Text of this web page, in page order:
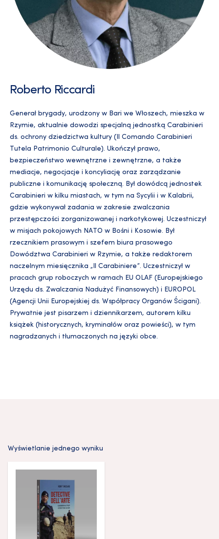
Roberto Riccardi
Generał brygady, urodzony w Bari we Włoszech, mieszka w
Rzymie, aktualnie dowodzi specjalną jednostką Carabinieri
ds. ochrony dziedzictwa kultury (Il Comando Carabinieri
Tutela Patrimonio Culturale). Ukończył prawo,
bezpieczeństwo wewnętrzne i zewnętrzne, a także
mediacje, negocjacje i koncyliację oraz zarządzanie
publiczne i komunikację społeczną. Był dowódcą jednostek
Carabinieri w kilku miastach, w tym na Sycylii i w Kalabrii,
gdzie wykonywał zadania w zakresie zwalczania
przestępczości zorganizowanej i narkotykowej. Uczestniczył
w misjach pokojowych NATO w Bośni i Kosowie. Był
rzecznikiem prasowym i szefem biura prasowego
Dowództwa Carabinieri w Rzymie, a także redaktorem
naczelnym miesięcznika „Il Carabiniere”. Uczestniczył w
pracach grup roboczych w ramach EU OLAF (Europejskiego
Urzędu ds. Zwalczania Nadużyć Finansowych) i EUROPOL
(Agencji Unii Europejskiej ds. Współpracy Organów Ścigani).
Prywatnie jest pisarzem i dziennikarzem, autorem kilku
książek (historycznych, kryminałów oraz powieści), w tym
nagradzanych i tłumaczonych na języki obce.
Wyświetlanie jednego wyniku